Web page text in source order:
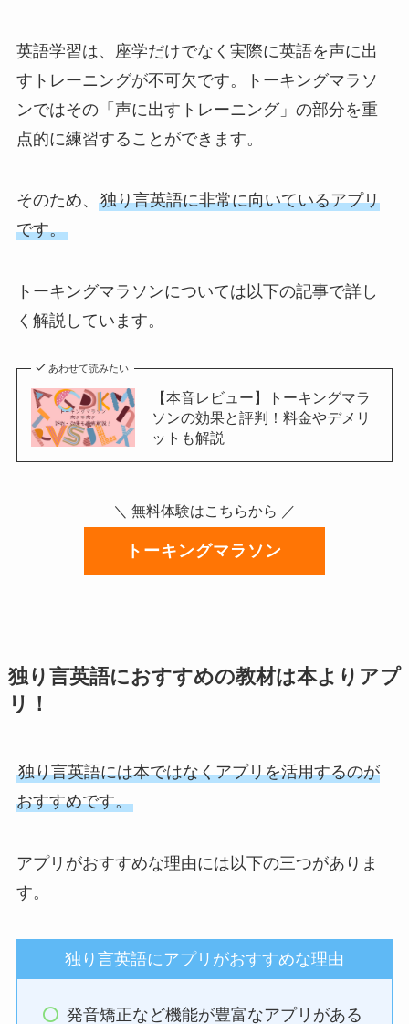
英語学習は、座学だけでなく実際に英語を声に出
すトレーニングが不可欠です。トーキングマラソ
ンではその「声に出すトレーニング」の部分を重
点的に練習することができます。
そのため、 独り言英語に非常に向いているアプリ
です。
トーキングマラソンについては以下の記事で詳し
く解説しています。
あわせて読みたい
【本音レビュー】トーキングマラ
ソンの効果と評判！料金やデメリ
ットも解説
＼ 無料体験はこちらから ／
トーキングマラソン
独り言英語におすすめの教材は本よりアプ
リ！
独り言英語には本ではなくアプリを活用するのが
おすすめです。
アプリがおすすめな理由には以下の三つがありま
す。
独り言英語にアプリがおすすめな理由
発音矯正など機能が豊富なアプリがある